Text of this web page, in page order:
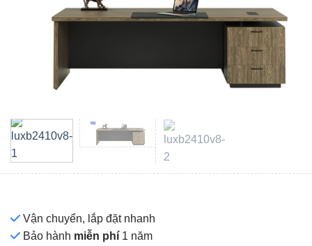
Add to
wishlist
Vận chuyển, lắp đặt nhanh
Bảo hành miễn phí 1 năm